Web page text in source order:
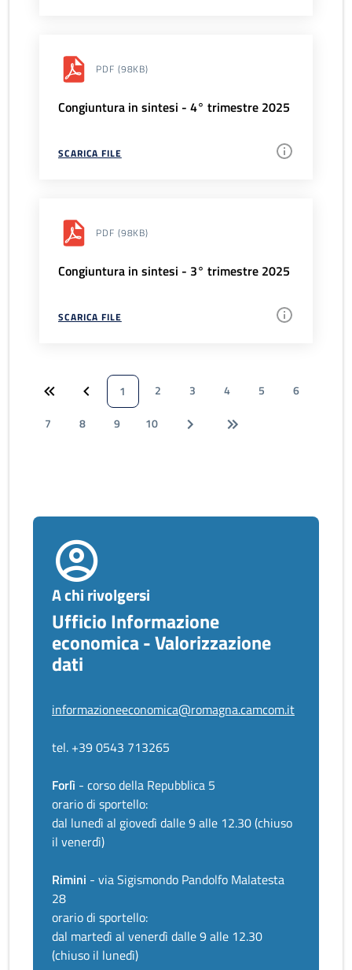
PDF (98KB)
Congiuntura in sintesi - 4° trimestre 2025
SCARICA FILE
PDF (98KB)
Congiuntura in sintesi - 3° trimestre 2025
SCARICA FILE
1 2 3 4 5
6
7
8 9 10
A chi rivolgersi
Ufficio Informazione
economica - Valorizzazione
dati
informazioneeconomica@romagna.camcom.it
tel. +39 0543 713265
Forlì - corso della Repubblica 5
orario di sportello:
dal lunedì al giovedì dalle 9 alle 12.30 (chiuso
il venerdì)
Rimini - via Sigismondo Pandolfo Malatesta
28
orario di sportello:
dal martedì al venerdì dalle 9 alle 12.30
(chiuso il lunedì)